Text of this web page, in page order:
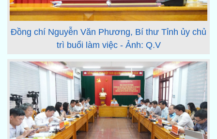
Đồng chí Nguyễn Văn Phương, Bí thư Tỉnh ủy chủ
trì buổi làm việc - Ảnh: Q.V